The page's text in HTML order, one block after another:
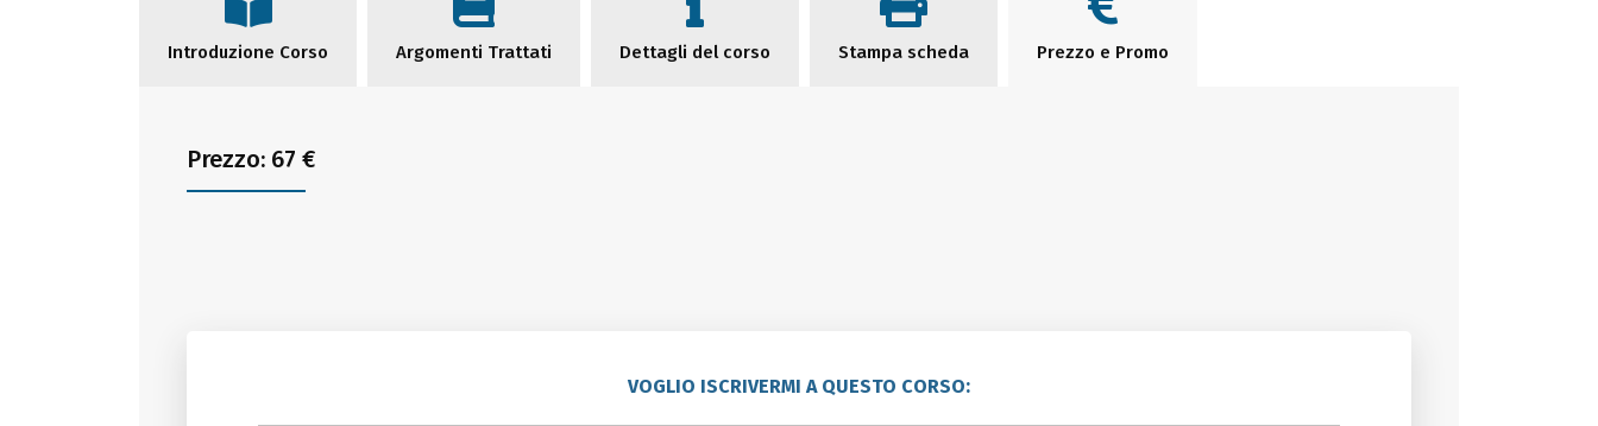
Introduzione Corso Argomenti Trattati Dettagli del corso Stampa scheda Prezzo e Promo
Prezzo: 67 €
VOGLIO ISCRIVERMI A QUESTO CORSO: